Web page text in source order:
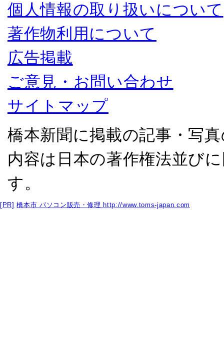
個人情報の取り扱いについて
著作物利用について
広告掲載
ご意見・お問い合わせ
サイトマップ
橋本新聞に掲載の記事・写
内容は日本の著作権法並び
す。
[PR] 橋本市 パソコン販売・修理 http://www.toms-japan.com